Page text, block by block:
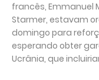
francês, Emmanuel
Starmer, estavam
domingo para
esperando obter
Ucrânia, que